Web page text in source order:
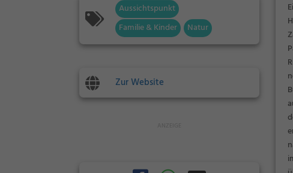
Aussichtspunkt
Familie & Kinder
Natur
Zur Website